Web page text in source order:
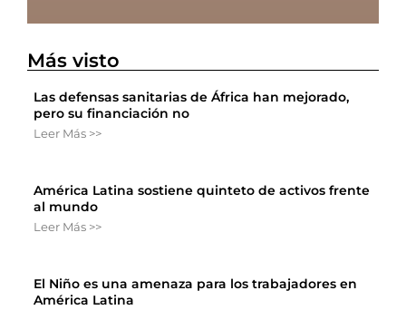
Más visto
Las defensas sanitarias de África han mejorado,
pero su financiación no
Leer Más >>
América Latina sostiene quinteto de activos frente
al mundo
Leer Más >>
El Niño es una amenaza para los trabajadores en
América Latina